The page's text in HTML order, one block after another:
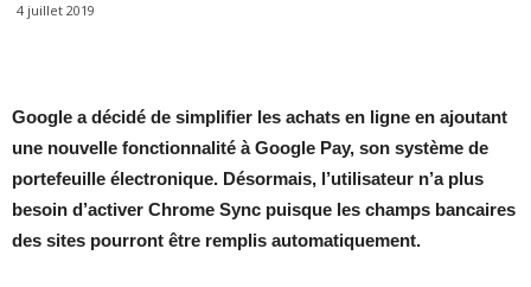
4 juillet 2019
Google a décidé de simplifier les achats en ligne en ajoutant
une nouvelle fonctionnalité à Google Pay, son système de
portefeuille électronique. Désormais, l’utilisateur n’a plus
besoin d’activer Chrome Sync puisque les champs bancaires
des sites pourront être remplis automatiquement.